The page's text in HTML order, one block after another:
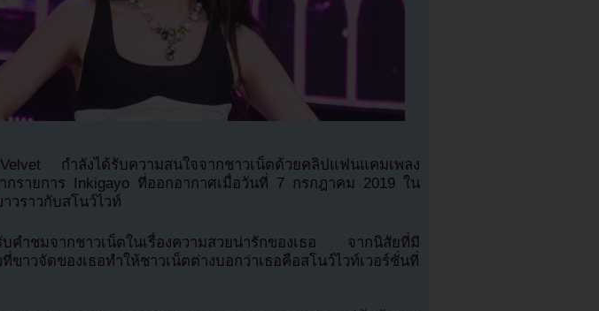
กำลังได้รับความสนใจจากชาวเน็ตด้วยคลิปแฟนแคมเพลง
กรายการ Inkigayo ที่ออกอากาศเมื่อวันที่ 7 กรกฎาคม 2019 ใน
วราวกับสโนว์ไวท์
บคำชมจากชาวเน็ตในเรื่องความสวยน่ารักของเธอ จากนิสัยที่มี
ขาวจัดของเธอทำให้ชาวเน็ตต่างบอกว่าเธอคือสโนว์ไวท์เวอร์ชั่นที่